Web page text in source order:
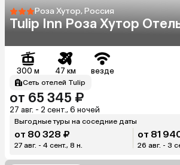
Роза Хутор, Россия
Tulip Inn Роза Хутор
300 м 47 км везде
Сеть отелей Tulip
от 65 345 ₽
27 авг. - 2 сент., 6 ночей
Выгодные туры на соседние даты
от 80 328 ₽
27 авг. - 4 сент., 8 н.
от 81
26 авг. - 3